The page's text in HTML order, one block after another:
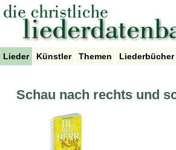
Lieder Künstler Themen Liederbücher
Schau nach rechts und